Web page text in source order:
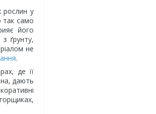
рослин у
так само
його
ґрунту,
не
.
де її
дають